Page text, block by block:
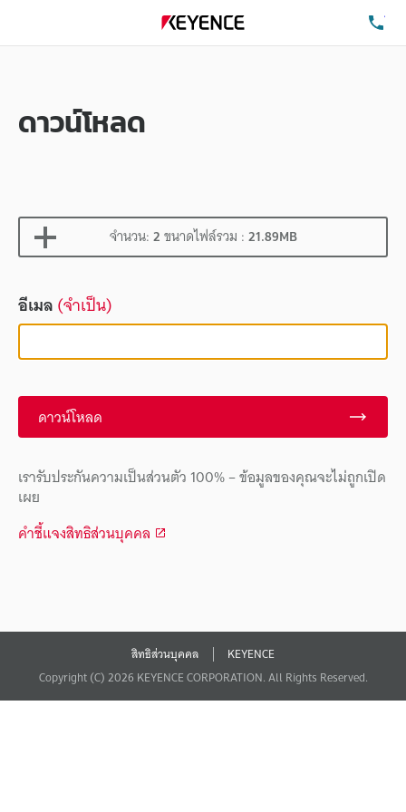
ดาวน์โหลด
จำนวน:2ขนาดไฟล์รวม :21.89MB
อีเมล(จำเป็น)
ดาวน์โหลด
เรารับประกันความเป็นส่วนตัว 100% – ข้อมูลของคุณจะไม่ถูกเปิด
เผย
คำชี้แจงสิทธิส่วนบุคคล
สิทธิส่วนบุคคล
KEYENCE
Copyright (C) 2026 KEYENCE CORPORATION. All Rights Reserved.